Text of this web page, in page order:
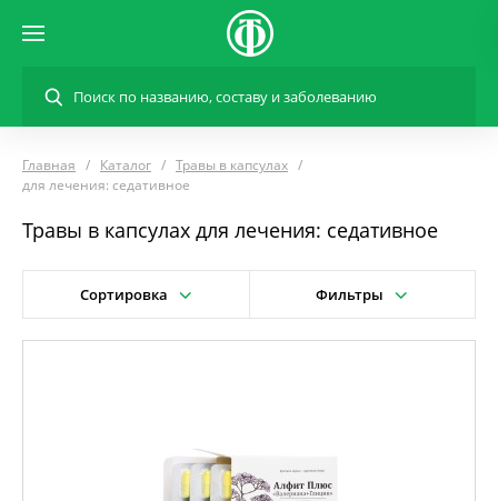
Главная Каталог
Травы в капсулах
для лечения: седативное
Травы в капсулах для лечения: седативное
Сортировка Фильтры